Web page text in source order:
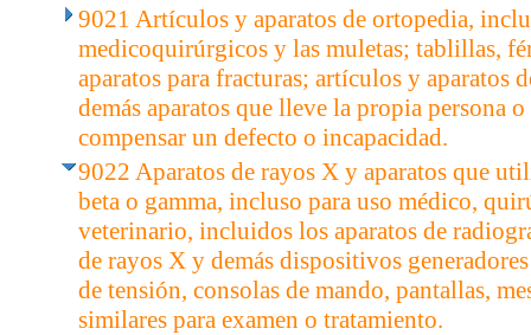
9021 Artículos y aparatos de ortopedia,
medicoquirúrgicos y las muletas; tablillas,
aparatos para fracturas; artículos y aparatos
demás aparatos que lleve la propia persona
compensar un defecto o incapacidad.
9022 Aparatos de rayos X y aparatos que
beta o gamma, incluso para uso médico,
veterinario, incluidos los aparatos de
de rayos X y demás dispositivos
de tensión, consolas de mando, pantallas,
similares para examen o tratamiento.